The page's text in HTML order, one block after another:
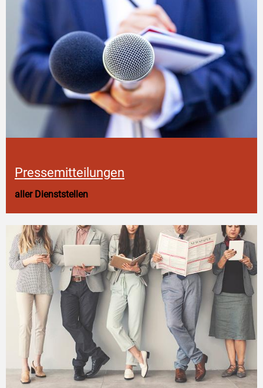
Pressemitteilungen
aller Dienststellen